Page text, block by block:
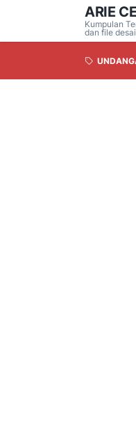
ARIE
Kumpulan
dan file